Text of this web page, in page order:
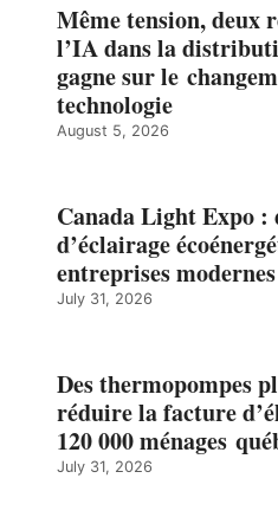
Même tension, deux
l’IA dans la
gagne sur le
technologie
August 5, 2026
Canada Light Expo :
d’éclairage
entreprises modernes
July 31, 2026
Des thermopompes
réduire la facture
120 000 ménages
July 31, 2026